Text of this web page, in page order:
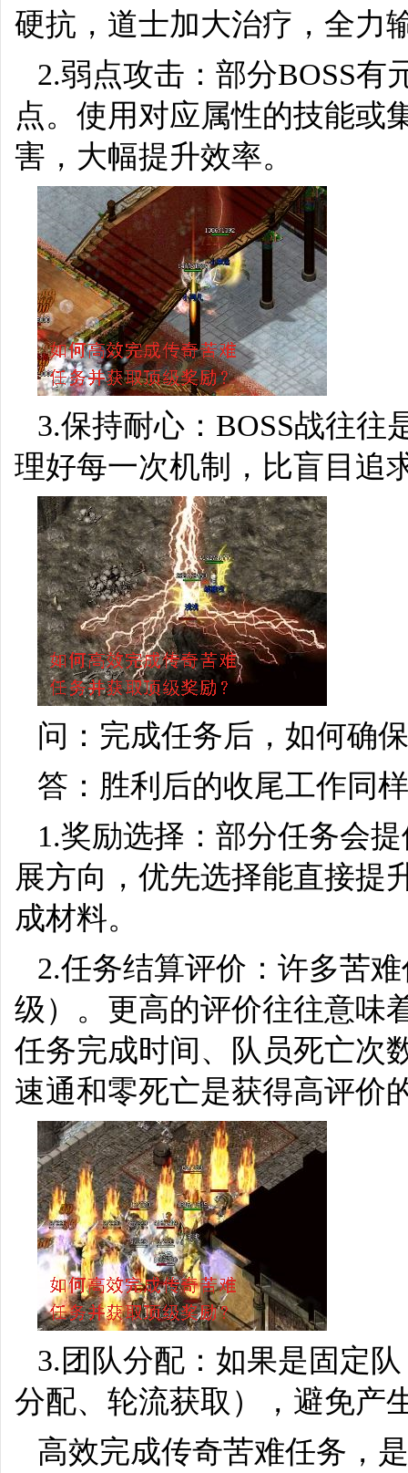
硬抗，道士加大治疗，全力
2.弱点攻击：部分BOSS
点。使用对应属性的技能或
害，大幅提升效率。
3.保持耐心：BOSS战往
理好每一次机制，比盲目追
问：完成任务后，如何确
答：胜利后的收尾工作同
1.奖励选择：部分任务会
展方向，优先选择能直接提
成材料。
2.任务结算评价：许多苦
级）。更高的评价往往意味
任务完成时间、队员死亡次
速通和零死亡是获得高评价
3.团队分配：如果是固定
分配、轮流获取），避免产
高效完成传奇苦难任务，